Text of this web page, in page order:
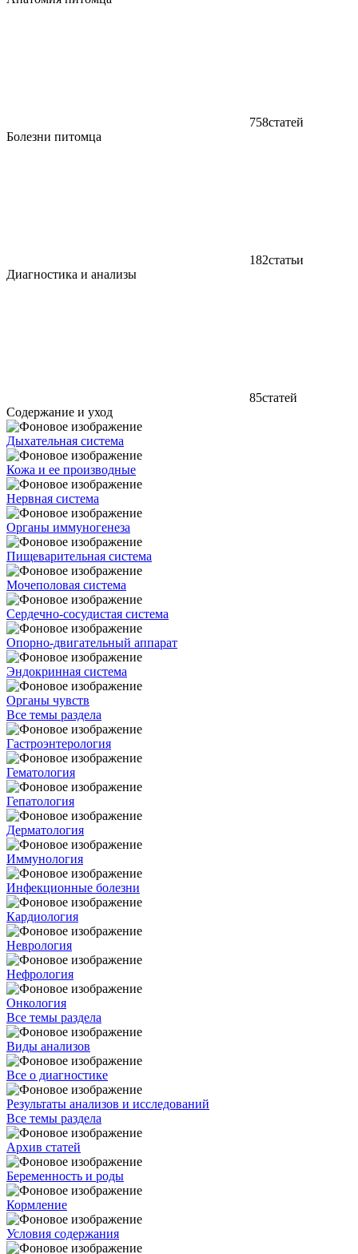
758статей
Болезни питомца
182статьи
Диагностика и анализы
85статей
Содержание и уход
Дыхательная система
Кожа и ее производные
Нервная система
Органы иммуногенеза
Пищеварительная система
Мочеполовая система
Сердечно-сосудистая система
Опорно-двигательный аппарат
Эндокринная система
Органы чувств
Все темы раздела
Гастроэнтерология
Гематология
Гепатология
Дерматология
Иммунология
Инфекционные болезни
Кардиология
Неврология
Нефрология
Онкология
Все темы раздела
Виды анализов
Все о диагностике
Результаты анализов и исследований
Все темы раздела
Архив статей
Беременность и роды
Кормление
Условия содержания